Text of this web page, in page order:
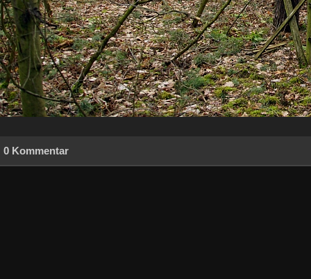
0 Kommentar